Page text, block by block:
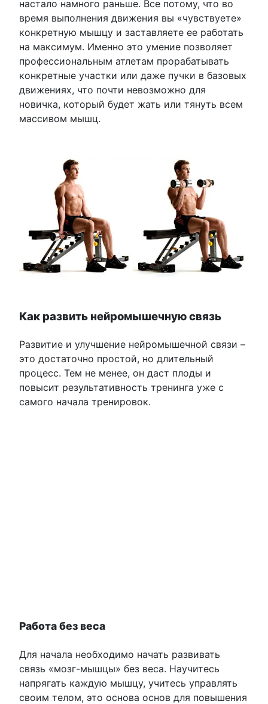
настало намного раньше. Все потому, что во
время выполнения движения вы «чувствуете»
конкретную мышцу и заставляете ее работать
на максимум. Именно это умение позволяет
профессиональным атлетам прорабатывать
конкретные участки или даже пучки в базовых
движениях, что почти невозможно для
новичка, который будет жать или тянуть всем
массивом мышц.
Как развить нейромышечную связь
Развитие и улучшение нейромышечной связи –
это достаточно простой, но длительный
процесс. Тем не менее, он даст плоды и
повысит результативность тренинга уже с
самого начала тренировок.
Работа без веса
Для начала необходимо начать развивать
связь «мозг-мышцы» без веса. Научитесь
напрягать каждую мышцу, учитесь управлять
своим телом, это основа основ для повышения